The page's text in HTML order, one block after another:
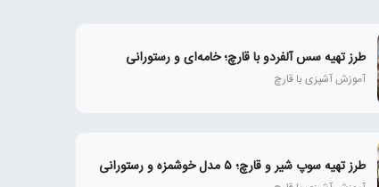
طرز تهیه سس آلفردو با قارچ؛ خامه‌ای و رستورانی
آموزش آشپزی با قارچ
طرز تهیه سوپ شیر و قارچ؛ ۵ مدل خوشمزه و رستورانی